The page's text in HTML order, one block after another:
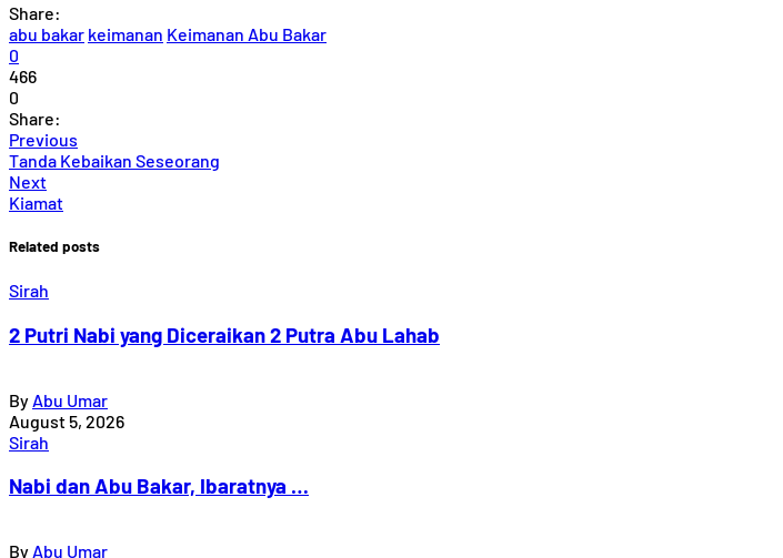
Share:
abu bakar keimanan Keimanan Abu Bakar
0
466
0
Share:
Previous
Tanda Kebaikan Seseorang
Next
Kiamat
Related posts
Sirah
2 Putri Nabi yang Diceraikan 2 Putra Abu Lahab
By Abu Umar
August 5, 2026
Sirah
Nabi dan Abu Bakar, Ibaratnya …
By Abu Umar